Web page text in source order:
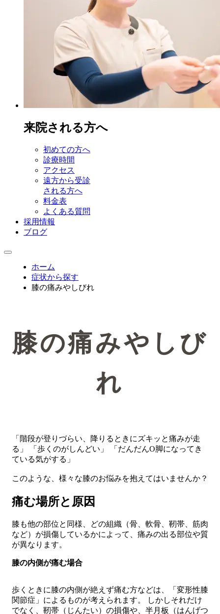
来院される方へ
初めての方へ
診療時間
アクセス
遠方から受診
される方へ
料金表
よくある質問
採用情報
ブログ
ホーム
症状から探す
膝の痛みやしびれ
膝の痛みやしび
れ
「階段が登りづらい、降りるときにズキッと痛みが走
る」 「歩くのがしんどい」 「だんだんO脚になってき
ている気がする」
このような、様々な膝のお悩みを抱えてはいませんか？
痛む場所と原因
膝も他の部位と同様、どの組織（骨、軟骨、靭帯、筋肉
など）が損傷しているかによって、痛みの出る部位や質
が異なります。
膝の内側が痛む場合
歩くときに膝の内側が絶えず痛む方などは、
「変形性膝
関節症」 によるものが考えられます。 しかしそれだけ
でなく、靭帯（じんたい）の損傷や、半月板（はんげつ